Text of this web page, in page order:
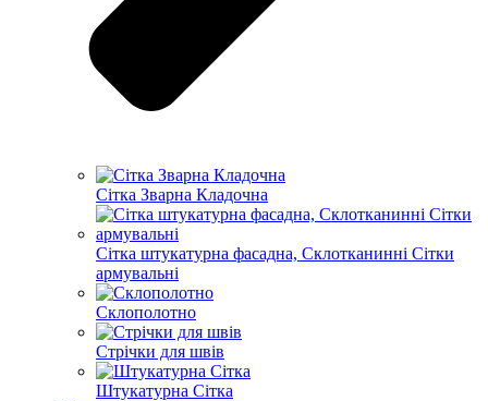
Сітка Зварна Кладочна
Сітка штукатурна фасадна, Склотканинні Сітки
армувальні
Склополотно
Стрічки для швів
Штукатурна Сітка